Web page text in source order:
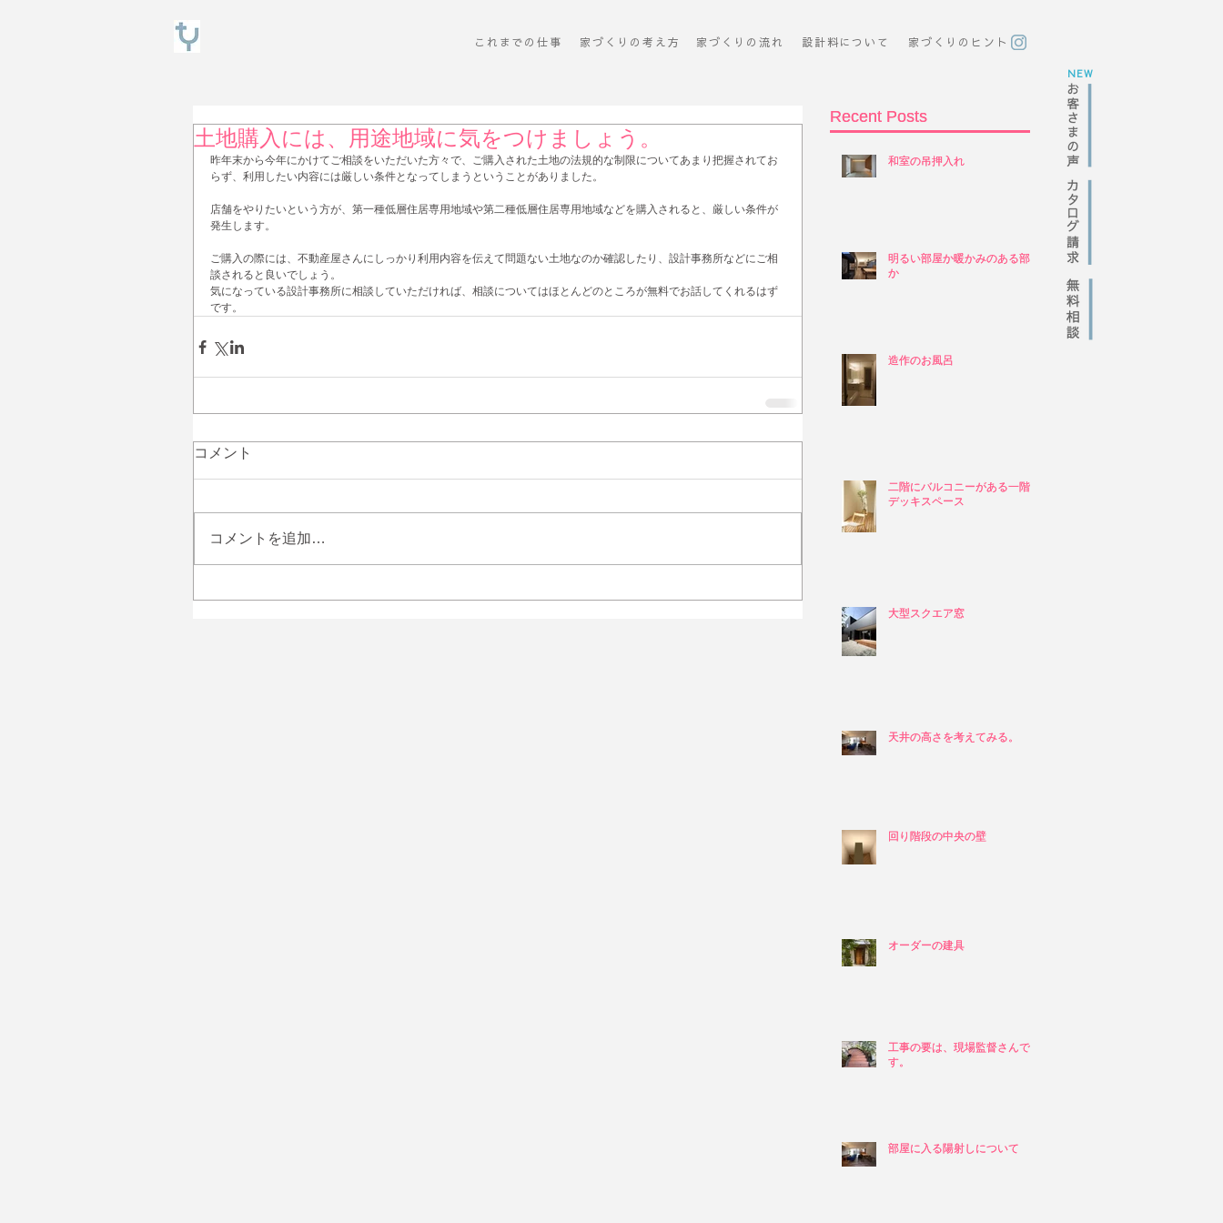
NEW
これまでの仕事 ​家づくりの考え方 ​家づくりの流れ 設計料について ​家づくりのヒント
Recent Posts
和室の吊押入れ
明るい部屋か暖かみのある部屋
か
造作のお風呂
二階にバルコニーがある一階の
デッキスペース
大型スクエア窓
天井の高さを考えてみる。
回り階段の中央の壁
オーダーの建具
工事の要は、現場監督さんで
す。
部屋に入る陽射しについて
土地購入には、用途地域に気をつけましょう。
昨年末から今年にかけてご相談をいただいた方々で、ご購入された土地の法規的な制限についてあまり把握されてお
らず、利用したい内容には厳しい条件となってしまうということがありました。
店舗をやりたいという方が、第一種低層住居専用地域や第二種低層住居専用地域などを購入されると、厳しい条件が
発生します。
ご購入の際には、不動産屋さんにしっかり利用内容を伝えて問題ない土地なのか確認したり、設計事務所などにご相
談されると良いでしょう。
気になっている設計事務所に相談していただければ、相談についてはほとんどのところが無料でお話してくれるはず
です。
コメント
コメントを追加…
Recent Posts
和室の吊押入れ
明るい部屋か暖かみのある部屋
か
造作のお風呂
二階にバルコニーがある一階の
デッキスペース
大型スクエア窓
天井の高さを考えてみる。
回り階段の中央の壁
オーダーの建具
工事の要は、現場監督さんで
す。
部屋に入る陽射しについて